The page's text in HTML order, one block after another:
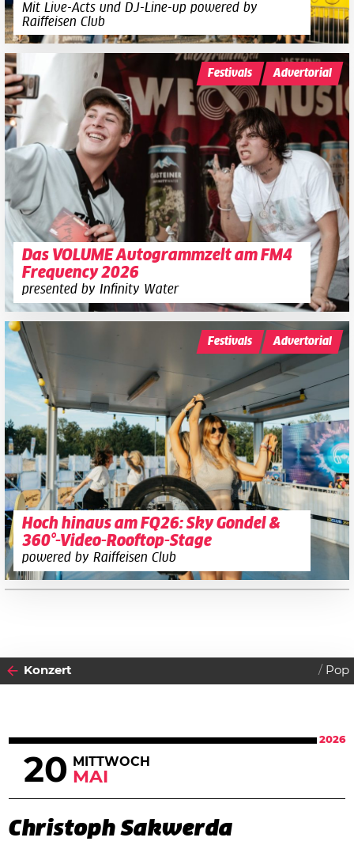
Mit Live-Acts und DJ-Line-up powered by
Raiffeisen Club
Das VOLUME Autogrammzelt am FM4
Frequency 2026
presented by Infinity Water
Festivals Advertorial
Hoch hinaus am FQ26: Sky Gondel &
360°-Video-Rooftop-Stage
powered by Raiffeisen Club
Festivals Advertorial
Konzert Pop
2026
20 MITTWOCH
MAI
Christoph Sakwerda